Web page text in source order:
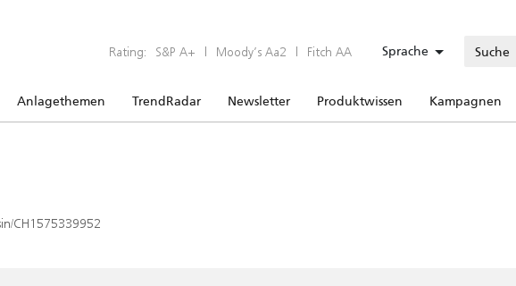
Rating: S&P A+ | Moody’s Aa2 | Fitch AA Sprache
Anlagethemen TrendRadar Newsletter Produktwissen Kampagnen
CH1575339952